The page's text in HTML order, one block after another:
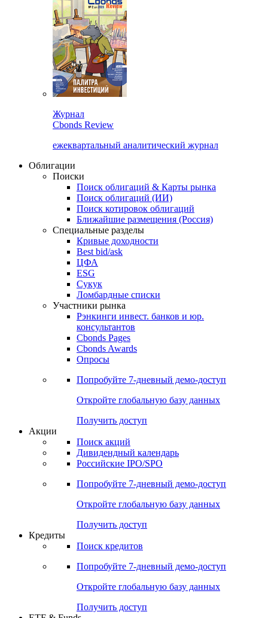
Журнал
Cbonds Review
ежеквартальный аналитический журнал
Облигации
Поиски
Поиск облигаций & Карты рынка
Поиск облигаций (ИИ)
Поиск котировок облигаций
Ближайшие размещения (Россия)
Специальные разделы
Кривые доходности
Best bid/ask
ЦФА
ESG
Сукук
Ломбардные списки
Участники рынка
Рэнкинги инвест. банков и юр.
консультантов
Cbonds Pages
Cbonds Awards
Опросы
Попробуйте 7-дневный демо-доступ
Откройте глобальную базу данных
Получить доступ
Акции
Поиск акций
Дивидендный календарь
Российские IPO/SPO
Попробуйте 7-дневный демо-доступ
Откройте глобальную базу данных
Получить доступ
Кредиты
Поиск кредитов
Попробуйте 7-дневный демо-доступ
Откройте глобальную базу данных
Получить доступ